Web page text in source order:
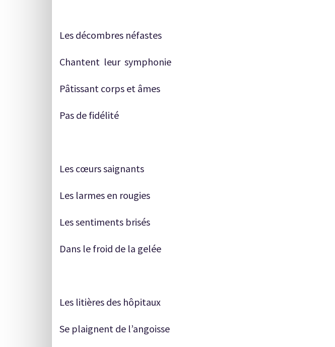
Les décombres néfastes
Chantent leur symphonie
Pâtissant corps et âmes
Pas de fidélité
Les cœurs saignants
Les larmes en rougies
Les sentiments brisés
Dans le froid de la gelée
Les litières des hôpitaux
Se plaignent de l’angoisse